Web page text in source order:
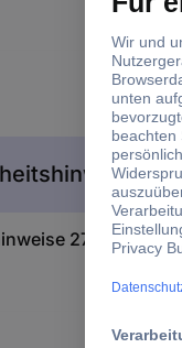
2735435 KS